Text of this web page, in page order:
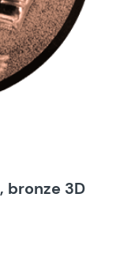
bronze 3D